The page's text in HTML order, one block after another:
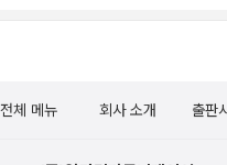
전체 메뉴 회사 소개 출판